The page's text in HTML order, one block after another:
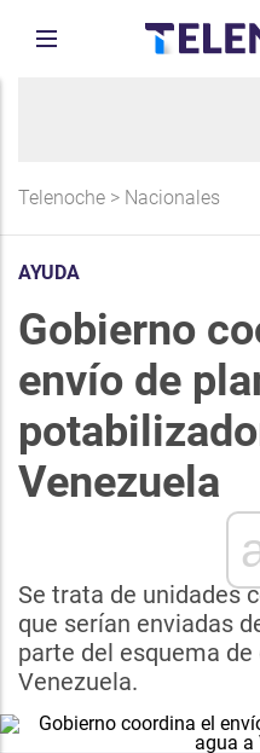
Telenoche > Nacionales
AYUDA
Gobierno
envío de
Venezuela
Se trata de unidades
que serían enviadas
parte del esquema
Venezuela.